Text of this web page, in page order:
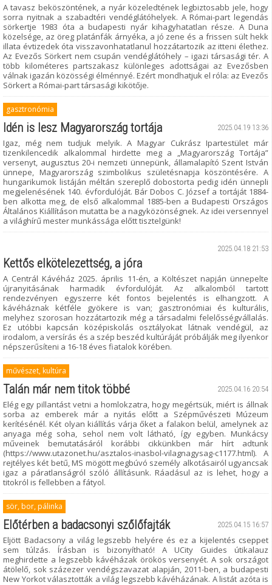
A tavasz beköszöntének, a nyár közeledtének legbiztosabb jele, hogy
sorra nyitnak a szabadtéri vendéglátóhelyek. A Római-part legendás
sörkertje 1983 óta a budapesti nyár kihagyhatatlan része. A Duna
közelsége, az öreg platánfák árnyéka, a jó zene és a frissen sült hekk
illata évtizedek óta visszavonhatatlanul hozzátartozik az itteni élethez.
Az Evezős Sörkert nem csupán vendéglátóhely – igazi társasági tér. A
több kilométeres partszakasz különleges adottságai az Evezősben
válnak igazán közösségi élménnyé. Ezért mondhatjuk el róla: az Evezős
Sörkert a Római-part társasági kikötője.
gasztronómia
2025.04.19 13:36
Idén is lesz Magyarország tortája
Igaz, még nem tudjuk melyik. A Magyar Cukrász Ipartestület már
tizenkilencedik alkalommal hirdette meg a „Magyarország Tortája”
versenyt, augusztus 20-i nemzeti ünnepünk, államalapító Szent István
ünnepe, Magyarország szimbolikus születésnapja köszöntésére. A
hungarikumok listáján méltán szereplő dobostorta pedig idén ünnepli
megjelenésének 140. évfordulóját. Bár Dobos C. József a tortáját 1884-
ben alkotta meg, de első alkalommal 1885-ben a Budapesti Országos
Általános Kiállításon mutatta be a nagyközönségnek. Az idei versennyel
a világhírű mester munkássága előtt tisztelgünk!
2025.04.18 21:53
Kettős elkötelezettség, a jóra
A Centrál Kávéház 2025. április 11-én, a Költészet napján ünnepelte
újranyitásának harmadik évfordulóját. Az alkalomból tartott
rendezvényen egyszerre két fontos bejelentés is elhangzott. A
kávéháznak kétféle gyökere is van; gasztronómiai és kulturális,
melyhez szorosan hozzátartozik még a társadalmi felelősségvállalás.
Ez utóbbi kapcsán középiskolás osztályokat látnak vendégül, az
irodalom, a versírás és a szép beszéd kultúráját próbálják meg ilyenkor
népszerűsíteni a 16-18 éves fiatalok körében.
művészet, kultúra
2025.04.16 20:54
Talán már nem titok többé
Elég egy pillantást vetni a homlokzatra, hogy megértsük, miért is állnak
sorba az emberek már a nyitás előtt a Szépművészeti Múzeum
kerítésénél. Két olyan kiállítás várja őket a falakon belül, amelynek az
anyaga még soha, sehol nem volt látható, így egyben. Munkácsy
műveinek bemutatásáról korábbi cikkünkben már hírt adtunk
(https://www.utazonet.hu/asztalos-inasbol-vilagnagysag-c1177.html). A
rejtélyes két betű, MS mögött megbúvó személy alkotásairól ugyancsak
igaz a páratlanságról szóló állításunk. Ráadásul az is lehet, hogy a
titokról is fellebben a fátyol.
sör, bor, pálinka
2025.04.15 16:57
Előtérben a badacsonyi szőlőfajták
Eljött Badacsony a világ legszebb helyére és ez a kijelentés cseppet
sem túlzás. Írásban is bizonyítható! A UCity Guides útikalauz
meghirdette a legszebb kávéházak örökös versenyét. A sok országot
átölelő, sok százezer vendégszavazat alapján, 2011-ben, a budapesti
New Yorkot választották a világ legszebb kávéházának. A listát azóta is